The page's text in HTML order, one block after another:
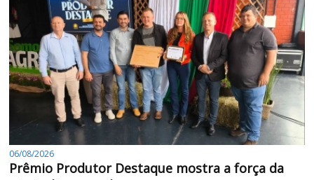
06/08/2026
Prêmio Produtor Destaque mostra a força da